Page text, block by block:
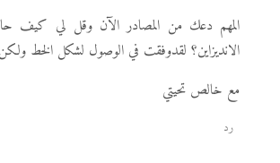
المهم دعك من المصادر الآن وقل لي كيف
الانديزاين؟ لقدوفقت في الوصول لشكل الخط
مع خالص تحيتي
رد